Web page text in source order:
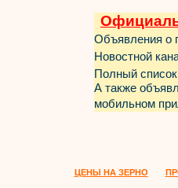
Объявления о
Новостной
Полный
А также
мобильном
ЦЕНЫ НА ЗЕРНО